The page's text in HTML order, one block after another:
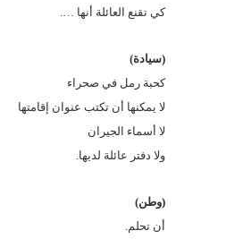
كي تقنع العائلة أنها ….
(سيادة)
كحبة رمل في صحراء
لا يمكنها أن تكتب عنوان إقامتها
لا أسماء الجيران
ولا دفتر عائلة لديها.
(وطن)
أن تحلم.